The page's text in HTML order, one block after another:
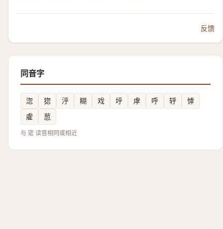
反馈
同音字
淴 㺀 泘 糊 戏 垀 虖 呼 轷
㦆
雐
䓤
与 寣 读音相同或相近